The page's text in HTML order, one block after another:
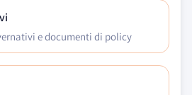
e documenti di policy